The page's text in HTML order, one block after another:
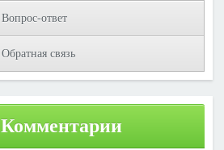
Вопрос-ответ
Обратная связь
Комментарии